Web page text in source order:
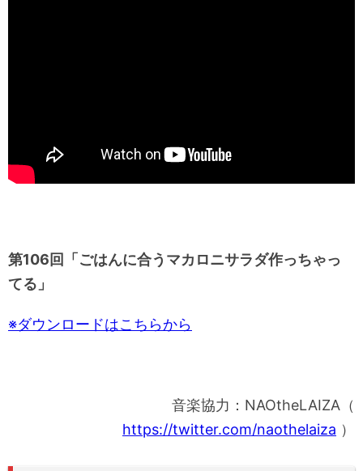
第106回「ごはんに合うマカロニサラダ作っちゃっ
てる」
※ダウンロードはこちらから
音楽協力：NAOtheLAIZA（
https://twitter.com/naothelaiza ）